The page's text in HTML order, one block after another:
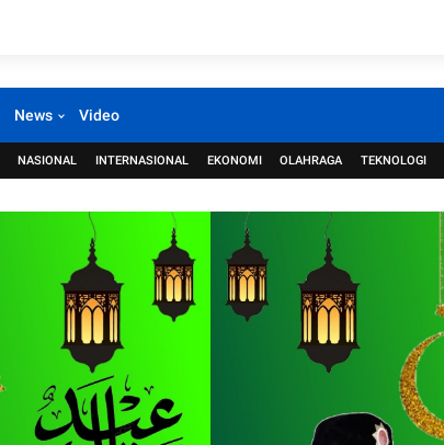
News Video
NASIONAL INTERNASIONAL EKONOMI OLAHRAGA TEKNOLOGI